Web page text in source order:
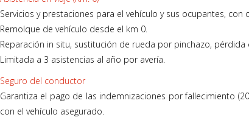
Servicios y prestaciones para el vehículo y sus ocupantes,
Remolque de vehículo desde el km 0.
Reparación in situ, sustitución de rueda por pinchazo, pérdida
Limitada a 3 asistencias al año por avería.
Seguro del conductor
Garantiza el pago de las indemnizaciones por fallecimiento
con el vehículo asegurado.